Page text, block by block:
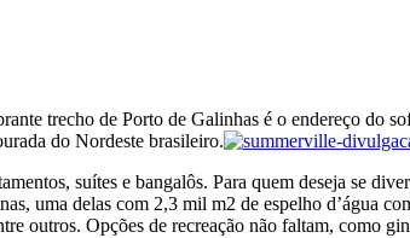
trecho de Porto de Galinhas é o endereço do
do Nordeste brasileiro.
suítes e bangalôs. Para quem deseja se
uma delas com 2,3 mil m2 de espelho d’água
outros. Opções de recreação não faltam, como